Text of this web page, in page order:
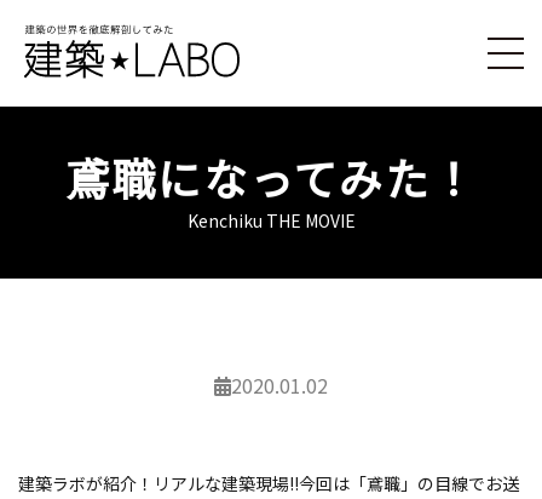
鳶職になってみた！
Kenchiku THE MOVIE
2020.01.02
建築ラボが紹介！リアルな建築現場!!今回は「鳶職」の目線でお送